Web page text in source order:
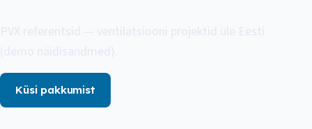
Küsi pakkumist